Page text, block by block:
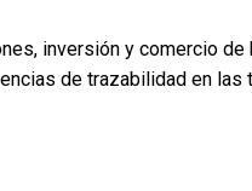
inversión y comercio
de trazabilidad en las